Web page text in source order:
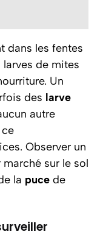
dans les fentes
de mites
Un
des larve
autre
Observer un
sur le sol
la puce de